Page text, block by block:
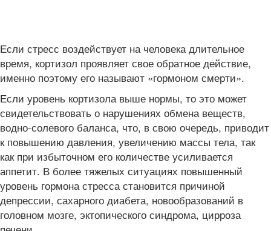
Если стресс воздействует на человека длительное
время, кортизол проявляет свое обратное действие,
именно поэтому его называют «гормоном смерти».
Если уровень кортизола выше нормы, то это может
свидетельствовать о нарушениях обмена веществ,
водно-солевого баланса, что, в свою очередь, приводит
к повышению давления, увеличению массы тела, так
как при избыточном его количестве усиливается
аппетит. В более тяжелых ситуациях повышенный
уровень гормона стресса становится причиной
депрессии, сахарного диабета, новообразований в
головном мозге, эктопического синдрома, цирроза